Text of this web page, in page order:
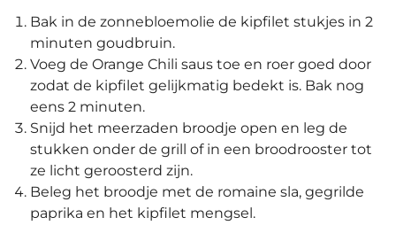
Bak in de zonnebloemolie de kipfilet stukjes in 2
minuten goudbruin.
Voeg de Orange Chili saus toe en roer goed door
zodat de kipfilet gelijkmatig bedekt is. Bak nog
eens 2 minuten.
Snijd het meerzaden broodje open en leg de
stukken onder de grill of in een broodrooster tot
ze licht geroosterd zijn.
Beleg het broodje met de romaine sla, gegrilde
paprika en het kipfilet mengsel.